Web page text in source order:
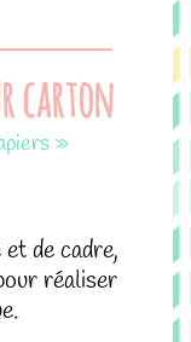
carton
»
de cadre,
réaliser